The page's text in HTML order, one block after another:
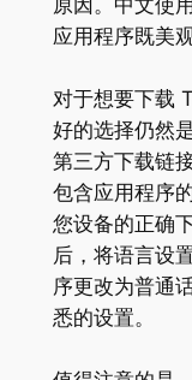
原因。中文使
应用程序既美
对于想要下载
好的选择仍然
第三方下载链
包含应用程序
您设备的正确
后，将语言设
序更改为普通
悉的设置。